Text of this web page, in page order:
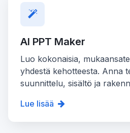
AI PPT Maker
Luo kokonaisia,
yhdestä kehotteesta. Anna
suunnittelu, sisältö ja
Lue lisää